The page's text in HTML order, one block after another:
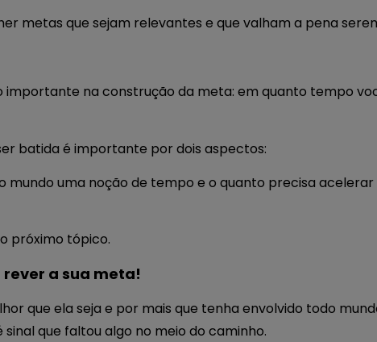
metas que sejam relevantes e que valham a pena
importante na construção da meta: em quanto tempo
batida é importante por dois aspectos:
mundo uma noção de tempo e o quanto precisa
próximo tópico.
a sua meta!
que ela seja e por mais que tenha envolvido todo
que faltou algo no meio do caminho.